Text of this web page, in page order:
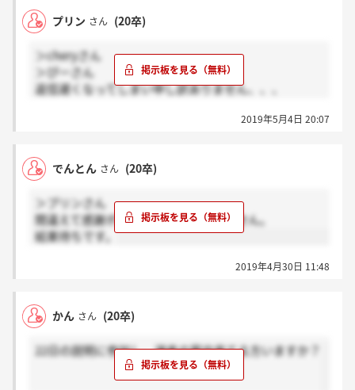
プリン さん (20卒)
＞cheryさん
＞ぴーさん
返信遅くなってしまい申し訳ありません、、、
はまだ来ていないです。
2019年5月4日 20:07
でんとん さん (20卒)
＞プリンさん
間違えて感謝ボタン押しましたすいません。
結果待ちです。
2019年4月30日 11:48
かん さん (20卒)
22日の説明に参加し、選考の案内来てる方いますか？